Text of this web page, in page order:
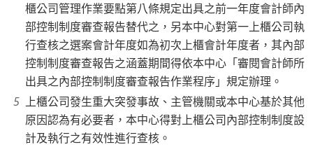
櫃公司管理作業要點第八條規定出具之前一年度會計師內
部控制制度審查報告替代之，另本中心對第一上櫃公司執
行查核之選案會計年度如為初次上櫃會計年度者，其內部
控制制度審查報告之涵蓋期間得依本中心「審閱會計師所
出具之內部控制制度審查報告作業程序」規定辦理。
上櫃公司發生重大突發事故、主管機關或本中心基於其他
原因認為有必要者，本中心得對上櫃公司內部控制制度設
計及執行之有效性進行查核。